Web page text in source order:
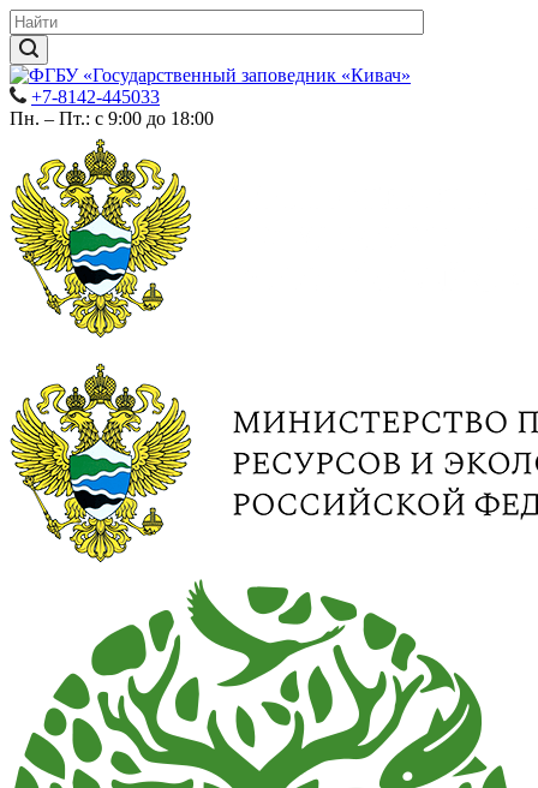
+7-8142-445033
Пн. – Пт.: с 9:00 до 18:00